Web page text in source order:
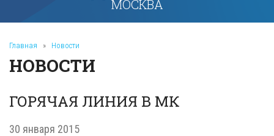
МОСКВА
Главная » Новости
НОВОСТИ
ГОРЯЧАЯ ЛИНИЯ В МК
30 января 2015